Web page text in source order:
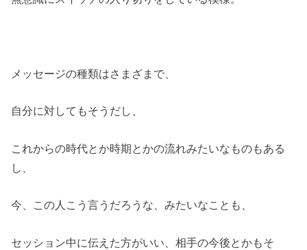
メッセージの種類はさまざまで、
自分に対してもそうだし、
これからの時代とか時期とかの流れみたいなものもある
し、
今、この人こう言うだろうな、みたいなことも、
セッション中に伝えた方がいい、相手の今後とかもそ